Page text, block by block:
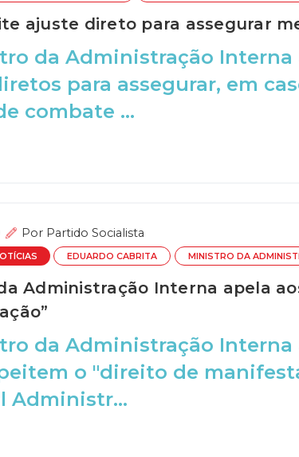
ajuste direto para assegurar
da Administração
para assegurar, em
combate ...
Por Partido Socialista
EDUARDO CABRITA MINISTRO DA
Administração Interna apela
da Administração Interna
o "direito de
Administr...